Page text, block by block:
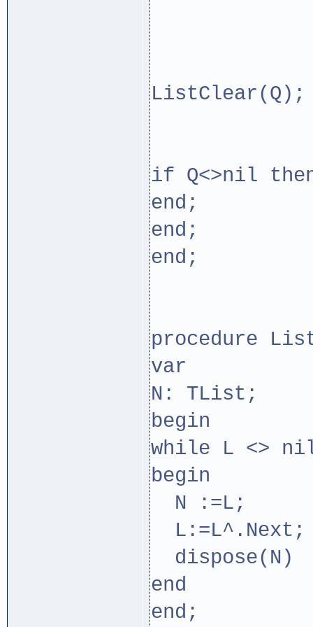
ListClear(Q);
if Q<>nil
end;
end;
end;
procedure
var
N: TList;
begin
while L <>
begin
N :=L;
L:=L^.Next;
dispose(N)
end
end;